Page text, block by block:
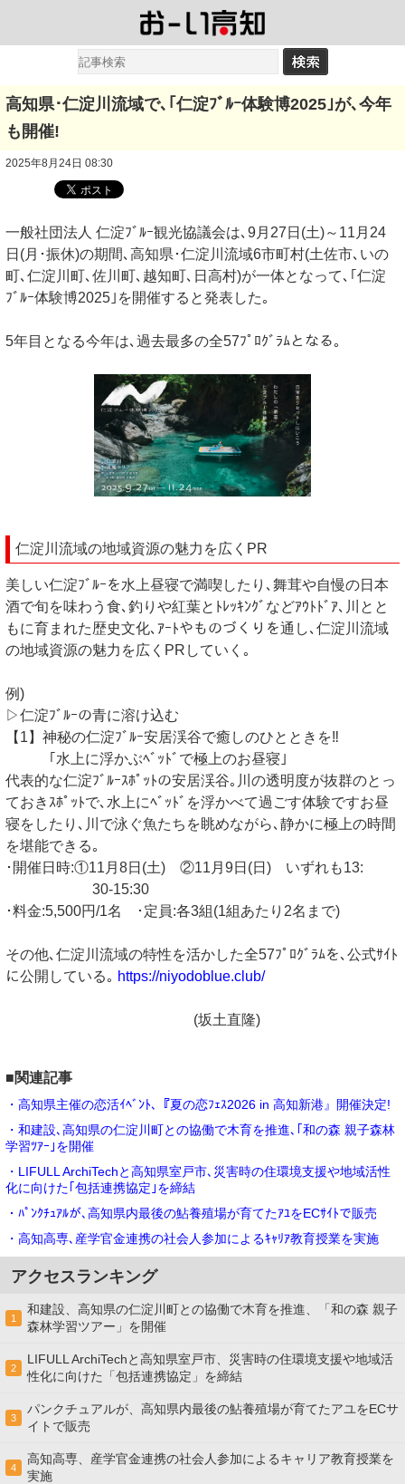
高知県･仁淀川流域で､｢仁淀ﾌﾞﾙｰ体験博2025｣が､今年
も開催!
2025年8月24日 08:30
一般社団法人 仁淀ﾌﾞﾙｰ観光協議会は､9月27日(土)～11月24
日(月･振休)の期間､高知県･仁淀川流域6市町村(土佐市､いの
町､仁淀川町､佐川町､越知町､日高村)が一体となって､｢仁淀
ﾌﾞﾙｰ体験博2025｣を開催すると発表した｡
5年目となる今年は､過去最多の全57ﾌﾟﾛｸﾞﾗﾑとなる｡
仁淀川流域の地域資源の魅力を広くPR
美しい仁淀ﾌﾞﾙｰを水上昼寝で満喫したり､舞茸や自慢の日本
酒で旬を味わう食､釣りや紅葉とﾄﾚｯｷﾝｸﾞなどｱｳﾄﾄﾞｱ､川とと
もに育まれた歴史文化､ｱｰﾄやものづくりを通し､仁淀川流域
の地域資源の魅力を広くPRしていく｡
例)
▷仁淀ﾌﾞﾙｰの青に溶け込む
【1】神秘の仁淀ﾌﾞﾙｰ安居渓谷で癒しのひとときを‼
｢水上に浮かぶﾍﾞｯﾄﾞで極上のお昼寝｣
代表的な仁淀ﾌﾞﾙｰｽﾎﾟｯﾄの安居渓谷｡川の透明度が抜群のとっ
ておきｽﾎﾟｯﾄで､水上にﾍﾞｯﾄﾞを浮かべて過ごす体験ですお昼
寝をしたり､川で泳ぐ魚たちを眺めながら､静かに極上の時間
を堪能できる｡
･開催日時:①11月8日(土) ②11月9日(日) いずれも13:
30-15:30
･料金:5,500円/1名 ･定員:各3組(1組あたり2名まで)
その他､仁淀川流域の特性を活かした全57ﾌﾟﾛｸﾞﾗﾑを､公式ｻｲﾄ
に公開している｡ https://niyodoblue.club/
(坂土直隆)
■関連記事
・高知県主催の恋活ｲﾍﾞﾝﾄ､『夏の恋ﾌｪｽ2026 in 高知新港』開催決定!
・和建設､高知県の仁淀川町との協働で木育を推進､｢和の森 親子森林
学習ﾂｱｰ｣を開催
・LIFULL ArchiTechと高知県室戸市､災害時の住環境支援や地域活性
化に向けた｢包括連携協定｣を締結
・ﾊﾟﾝｸﾁｭｱﾙが､高知県内最後の鮎養殖場が育てたｱﾕをECｻｲﾄで販売
・高知高専､産学官金連携の社会⼈参加によるｷｬﾘｱ教育授業を実施
アクセスランキング
1
和建設、高知県の仁淀川町との協働で木育を推進、「和の森 親子
森林学習ツアー」を開催
2
LIFULL ArchiTechと高知県室戸市、災害時の住環境支援や地域活
性化に向けた「包括連携協定」を締結
3
パンクチュアルが、高知県内最後の鮎養殖場が育てたアユをECサ
イトで販売
4
高知高専、産学官金連携の社会⼈参加によるキャリア教育授業を
実施